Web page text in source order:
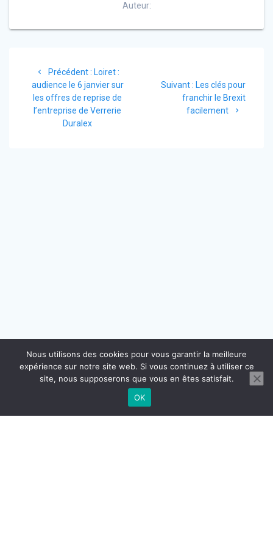
Auteur:
de
l’article
Précédent : Article
précédent
:
Loiret :
audience le 6 janvier sur
les offres de reprise de
l’entreprise de Verrerie
Duralex
Suivant : Article
suivant
:
Les clés pour
franchir le Brexit
facilement
Nous utilisons des cookies pour vous garantir la meilleure
expérience sur notre site web. Si vous continuez à utiliser ce
site, nous supposerons que vous en êtes satisfait.
OK